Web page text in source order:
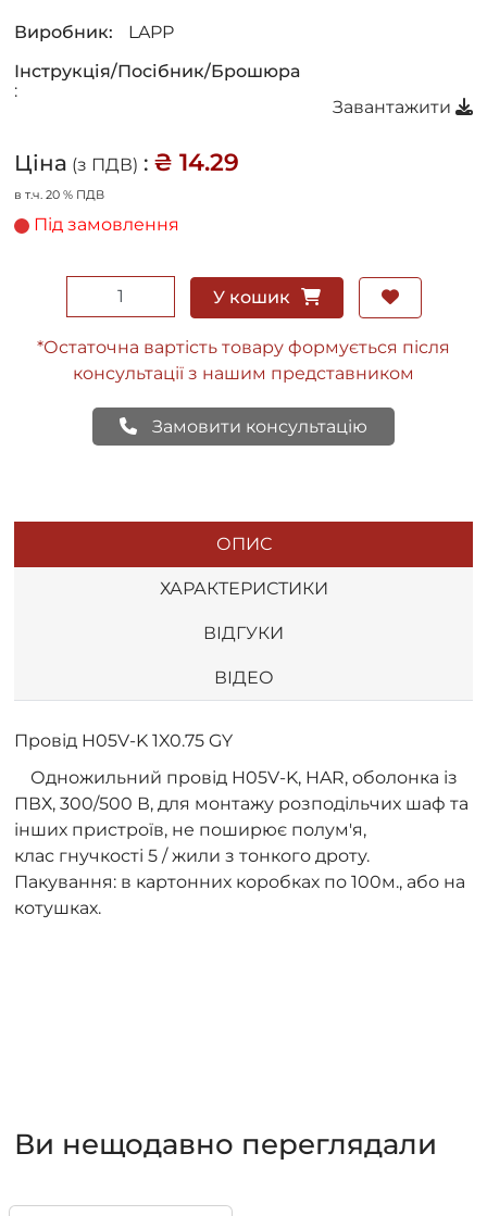
Виробник:
LAPP
Інструкція/Посібник/Брошюра
:
Завантажити
Ціна (з ПДВ) : ₴ 14.29
в т.ч. 20 % ПДВ
Під замовлення
У кошик
*Остаточна вартість товару формується після
консультації з нашим представником
Замовити консультацію
ОПИС
ХАРАКТЕРИСТИКИ
ВІДГУКИ
ВІДЕО
Провід H05V-K 1X0.75 GY
Одножильний провід H05V-K, HAR, оболонка із
ПВХ, 300/500 В, для монтажу розподільчих шаф та
інших пристроїв, не поширює полум'я,
клас гнучкості 5 / жили з тонкого дроту.
Пакування: в картонних коробках по 100м., або на
котушках.
Ви нещодавно переглядали